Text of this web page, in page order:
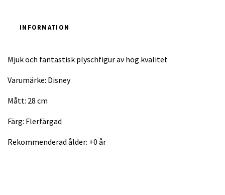
INFORMATION
Mjuk och fantastisk plyschfigur av hög kvalitet
Varumärke: Disney
Mått: 28 cm
Färg: Flerfärgad
Rekommenderad ålder: +0 år